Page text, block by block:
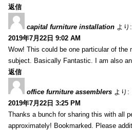
返信
capital furniture installation より:
2019年7月22日 9:02 AM
Wow! This could be one particular of the
subject. Basically Fantastic. I am also
返信
office furniture assemblers より:
2019年7月22日 3:25 PM
Thanks a bunch for sharing this with all
approximately! Bookmarked. Please